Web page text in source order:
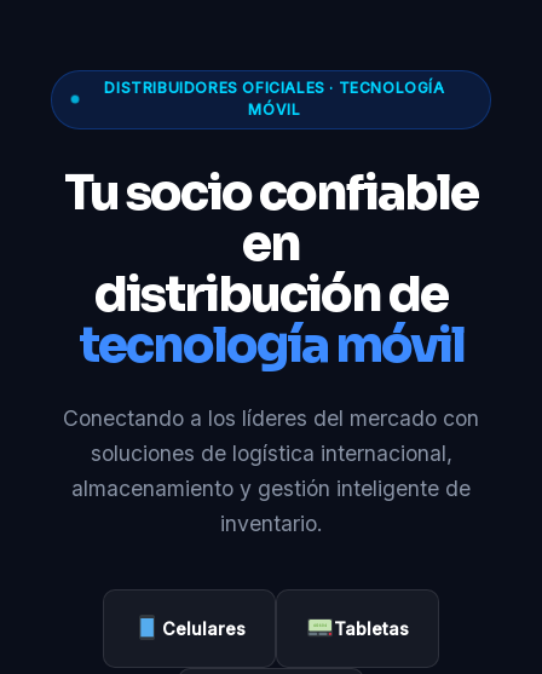
DISTRIBUIDORES OFICIALES · TECNOLOGÍA
MÓVIL
Tu socio confiable
en
distribución de
tecnología móvil
Conectando a los líderes del mercado con
soluciones de logística internacional,
almacenamiento y gestión inteligente de
inventario.
Celulares Tabletas